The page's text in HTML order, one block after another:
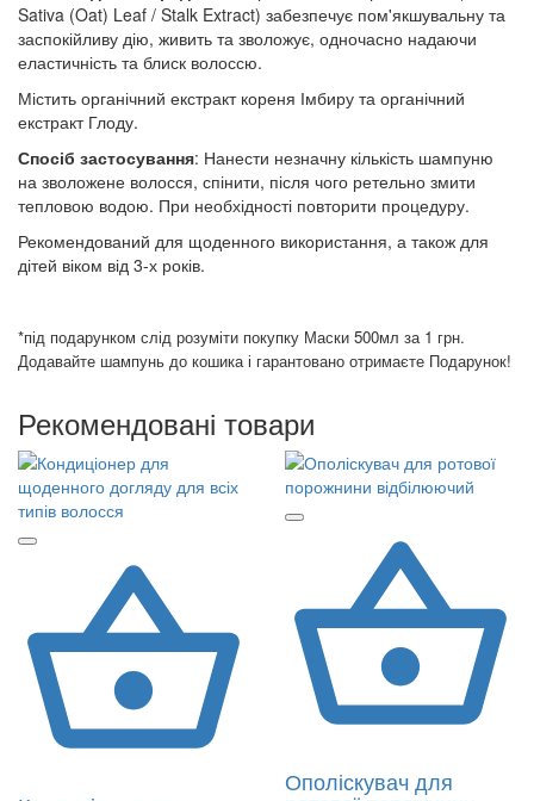
Sativa (Oat) Leaf / Stalk Extract) забезпечує пом'якшувальну та
заспокійливу дію, живить та зволожує, одночасно надаючи
еластичність та блиск волоссю.
Містить органічний екстракт кореня Імбиру та органічний
екстракт Глоду.
Спосіб застосування: Нанести незначну кількість шампуню
на зволожене волосся, спінити, після чого ретельно змити
тепловою водою. При необхідності повторити процедуру.
Рекомендований для щоденного використання, а також для
дітей віком від 3-х років.
*під подарунком слід розуміти покупку Маски 500мл за 1 грн.
Додавайте шампунь до кошика і гарантовано отримаєте Подарунок!
Рекомендовані товари
Ополіскувач для